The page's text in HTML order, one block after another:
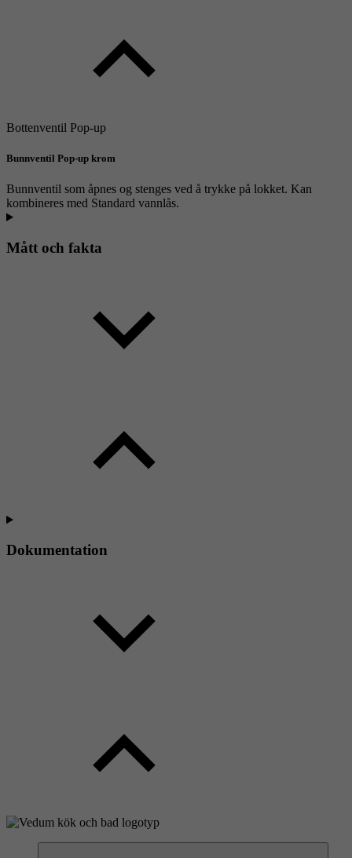
Bottenventil Pop-up
Bunnventil Pop-up krom
Bunnventil som åpnes og stenges ved å trykke på lokket. Kan
kombineres med Standard vannlås.
Mått och fakta
Dokumentation